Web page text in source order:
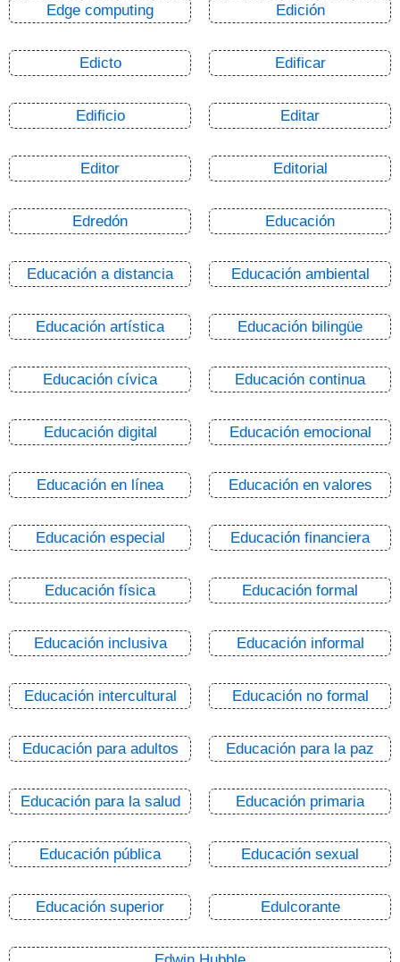
Edge computing Edición
Edicto Edificar
Edificio Editar
Editor Editorial
Edredón Educación
Educación a distancia Educación ambiental
Educación artística Educación bilingüe
Educación cívica Educación continua
Educación digital Educación emocional
Educación en línea Educación en valores
Educación especial Educación financiera
Educación física Educación formal
Educación inclusiva Educación informal
Educación intercultural Educación no formal
Educación para adultos Educación para la paz
Educación para la salud Educación primaria
Educación pública Educación sexual
Educación superior Edulcorante